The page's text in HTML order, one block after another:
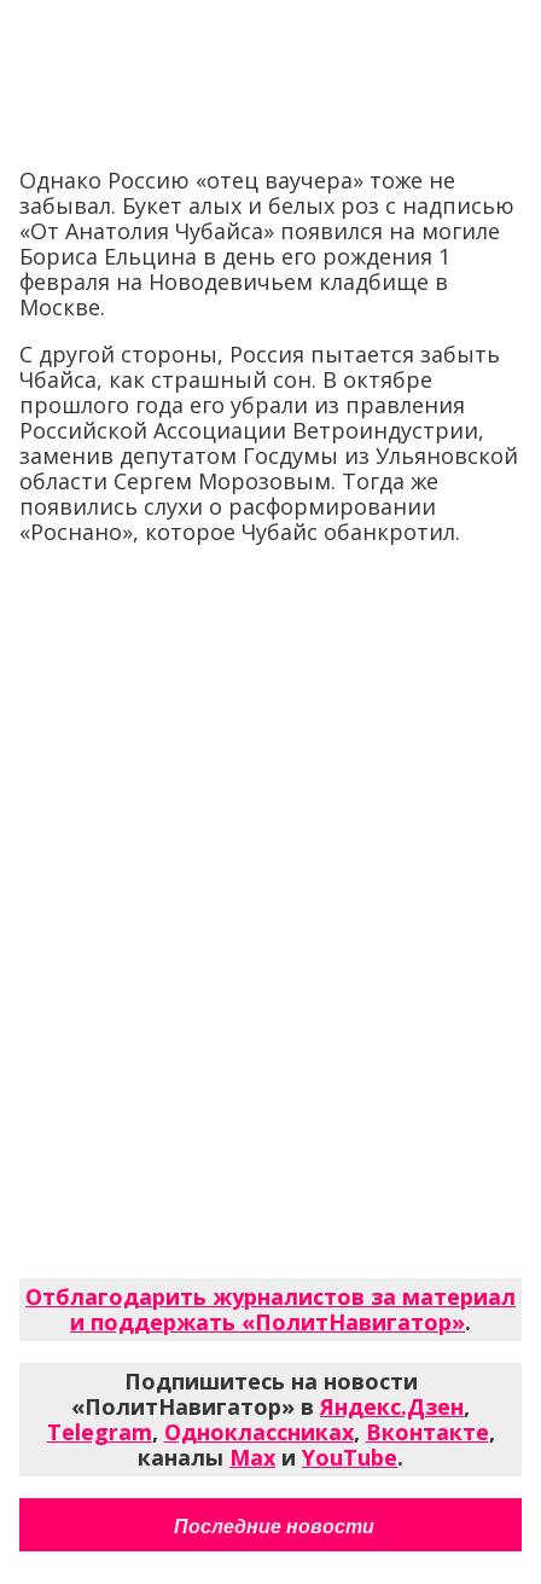
Однако Россию «отец ваучера» тоже не
забывал. Букет алых и белых роз с надписью
«От Анатолия Чубайса» появился на могиле
Бориса Ельцина в день его рождения 1
февраля на Новодевичьем кладбище в
Москве.
С другой стороны, Россия пытается забыть
Чбайса, как страшный сон. В октябре
прошлого года его убрали из правления
Российской Ассоциации Ветроиндустрии,
заменив депутатом Госдумы из Ульяновской
области Сергем Морозовым. Тогда же
появились слухи о расформировании
«Роснано», которое Чубайс обанкротил.
Отблагодарить журналистов за материал
и поддержать «ПолитНавигатор».
Подпишитесь на новости
«ПолитНавигатор» вЯндекс.Дзен,
Telegram, Одноклассниках, Вконтакте,
каналы Max и YouTube.
Последние новости